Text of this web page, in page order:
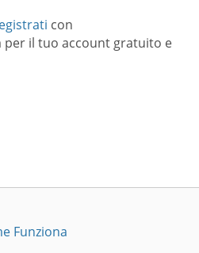
con
per il tuo account gratuito e
Funziona